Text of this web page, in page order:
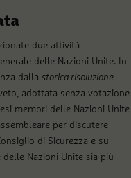
due attività
delle Nazioni Unite. In
dalla storica risoluzione
adottata senza votazione
membri delle Nazioni Unite
per discutere
di Sicurezza e su
delle Nazioni Unite sia più